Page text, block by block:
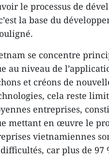
le processus de
la base du
se concentre
au niveau de
et créons de
cela reste
entreprises,
mettant en œuvre le
vietnamiennes
car plus de